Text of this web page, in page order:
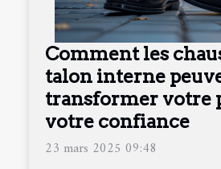
Comment les
talon interne
transformer votre
votre confiance
23 mars 2025 09:48